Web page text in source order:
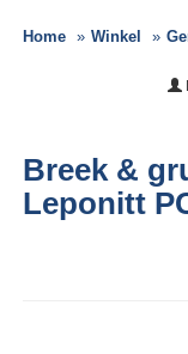
Home Winkel
Breek &
Leponitt